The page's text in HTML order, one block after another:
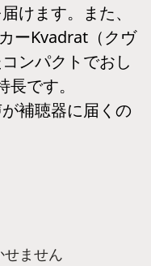
けます。また、
ーKvadrat（クヴ
ンパクトでおし
です。
補聴器に届くの
せません